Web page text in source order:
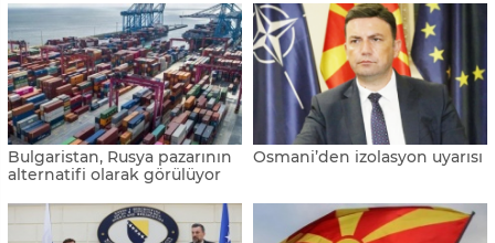
Bulgaristan, Rusya pazarının
alternatifi olarak görülüyor
Osmani’den izolasyon uyarısı